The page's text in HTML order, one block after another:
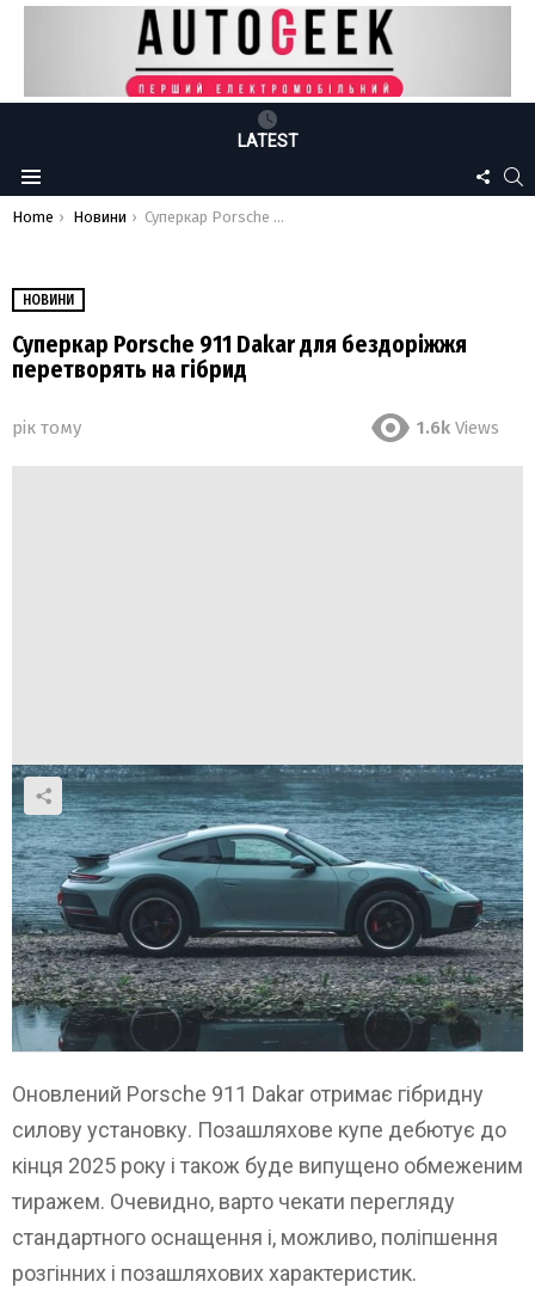
LATEST
Menu
US
You are here:
Home Новини Суперкар Porsche 911 Dakar для бездоріжжя перетворять на гібрид
НОВИНИ
Суперкар Porsche 911 Dakar для бездоріжжя
перетворять на гібрид
рік тому 1.6k Views
Оновлений Porsche 911 Dakar отримає гібридну
силову установку. Позашляхове купе дебютує до
кінця 2025 року і також буде випущено обмеженим
тиражем. Очевидно, варто чекати перегляду
стандартного оснащення і, можливо, поліпшення
розгінних і позашляхових характеристик.